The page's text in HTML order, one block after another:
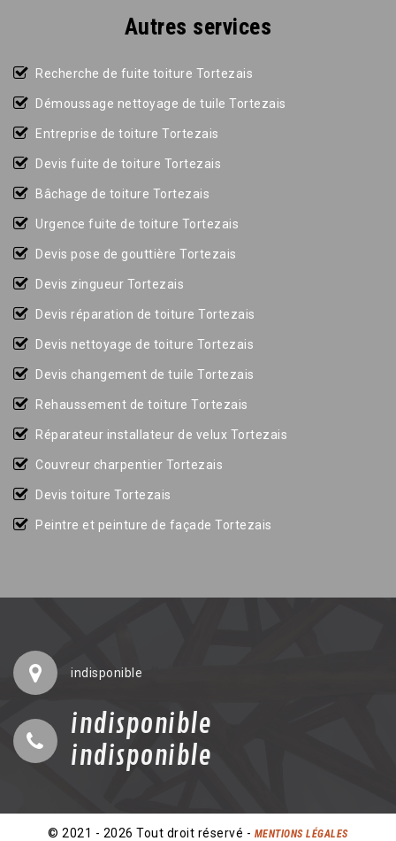
Autres services
Recherche de fuite toiture Tortezais
Démoussage nettoyage de tuile Tortezais
Entreprise de toiture Tortezais
Devis fuite de toiture Tortezais
Bâchage de toiture Tortezais
Urgence fuite de toiture Tortezais
Devis pose de gouttière Tortezais
Devis zingueur Tortezais
Devis réparation de toiture Tortezais
Devis nettoyage de toiture Tortezais
Devis changement de tuile Tortezais
Rehaussement de toiture Tortezais
Réparateur installateur de velux Tortezais
Couvreur charpentier Tortezais
Devis toiture Tortezais
Peintre et peinture de façade Tortezais
indisponible
indisponible
indisponible
© 2021 - 2026 Tout droit réservé - MENTIONS LÉGALES